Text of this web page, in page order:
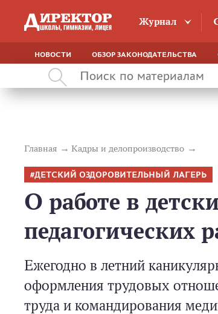
Журнал
НОВОСТИ ОБЗОР ЗАКОНОДАТЕЛЬСТВА
Главная Кадры и делопроизводство
ДЕТСКИЙ ОЗДОРОВИТЕЛЬНЫЙ ЛАГЕРЬ
О работе в
педагогических
Ежегодно в летний
оформления трудовых
труда и командирования